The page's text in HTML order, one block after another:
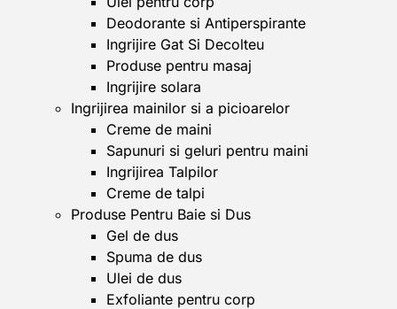
Deodorante si Antiperspirante
Ingrijire Gat Si Decolteu
Produse pentru masaj
Ingrijire solara
Ingrijirea mainilor si a picioarelor
Creme de maini
Sapunuri si geluri pentru maini
Ingrijirea Talpilor
Creme de talpi
Produse Pentru Baie si Dus
Gel de dus
Spuma de dus
Ulei de dus
Exfoliante pentru corp